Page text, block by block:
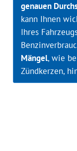
genauen
kann Ihnen
Ihres
Mängel, wie
Zündkerzen,